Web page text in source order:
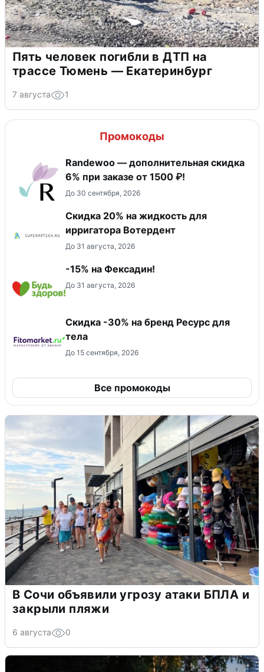
Пять человек погибли в ДТП на
трассе Тюмень — Екатеринбург
7 августа 1
Промокоды
Randewoo — дополнительная скидка
6% при заказе от 1500 ₽!
До 30 сентября, 2026
Скидка 20% на жидкость для
ирригатора Вотердент
До 31 августа, 2026
-15% на Фексадин!
До 31 августа, 2026
Скидка -30% на бренд Ресурс для
тела
До 15 сентября, 2026
Все промокоды
В Сочи объявили угрозу атаки БПЛА и
закрыли пляжи
6 августа 0